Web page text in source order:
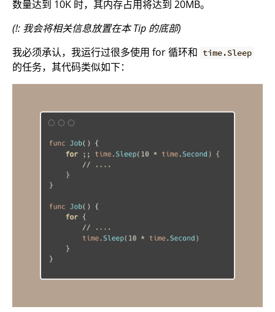
数量达到 10K 时，其内存占用将达到 20MB。
(!: 我会将相关信息放置在本 Tip 的底部)
我必须承认，我运行过很多使用 for 循环和 time.Sleep
的任务，其代码类似如下：